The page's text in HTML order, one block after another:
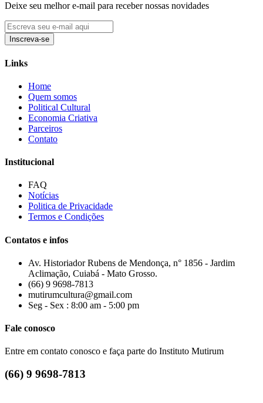
Deixe seu melhor e-mail para receber nossas novidades
Inscreva-se
Links
Home
Quem somos
Political Cultural
Economia Criativa
Parceiros
Contato
Institucional
FAQ
Notícias
Politica de Privacidade
Termos e Condições
Contatos e infos
Av. Historiador Rubens de Mendonça, n° 1856 - Jardim
Aclimação, Cuiabá - Mato Grosso.
(66) 9 9698-7813
mutirumcultura@gmail.com
Seg - Sex : 8:00 am - 5:00 pm
Fale conosco
Entre em contato conosco e faça parte do Instituto Mutirum
(66) 9 9698-7813